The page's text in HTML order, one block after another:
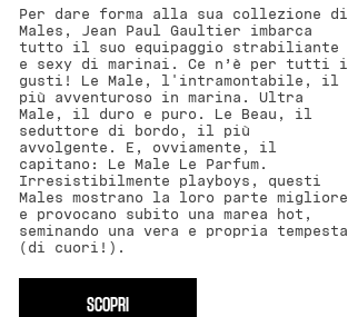
Per dare forma alla sua collezione di
Males, Jean Paul Gaultier imbarca
tutto il suo equipaggio strabiliante
e sexy di marinai. Ce n’è per tutti i
gusti! Le Male, l'intramontabile, il
più avventuroso in marina. Ultra
Male, il duro e puro. Le Beau, il
seduttore di bordo, il più
avvolgente. E, ovviamente, il
capitano: Le Male Le Parfum.
Irresistibilmente playboys, questi
Males mostrano la loro parte migliore
e provocano subito una marea hot,
seminando una vera e propria tempesta
(di cuori!).
SCOPRI